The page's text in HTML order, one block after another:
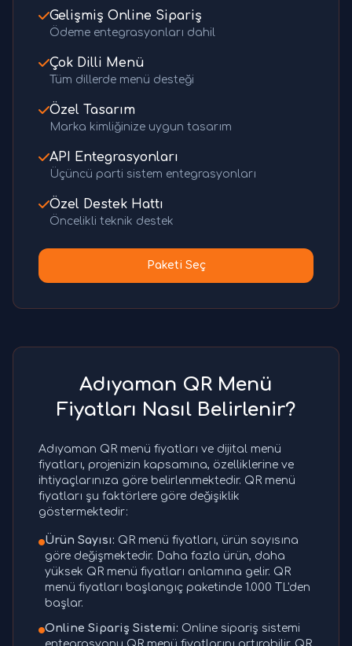
Gelişmiş Online Sipariş
Ödeme entegrasyonları dahil
Çok Dilli Menü
Tüm dillerde menü desteği
Özel Tasarım
Marka kimliğinize uygun tasarım
API Entegrasyonları
Üçüncü parti sistem entegrasyonları
Özel Destek Hattı
Öncelikli teknik destek
Paketi Seç
Adıyaman QR Menü
Fiyatları Nasıl Belirlenir?
Adıyaman QR menü fiyatları ve dijital menü
fiyatları, projenizin kapsamına, özelliklerine ve
ihtiyaçlarınıza göre belirlenmektedir. QR menü
fiyatları şu faktörlere göre değişiklik
göstermektedir:
Ürün Sayısı: QR menü fiyatları, ürün sayısına
göre değişmektedir. Daha fazla ürün, daha
yüksek QR menü fiyatları anlamına gelir. QR
menü fiyatları başlangıç paketinde 1.000 TL'den
başlar.
Online Sipariş Sistemi: Online sipariş sistemi